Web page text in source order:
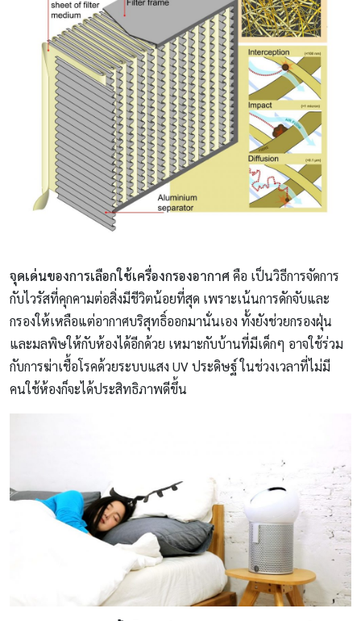
จุดเด่นของการเลือกใช้เครื่องกรองอากาศคือ เป็นวิธีการจัดการ
กับไวรัสที่คุกคามต่อสิ่งมีชีวิตน้อยที่สุด เพราะเน้นการดักจับและ
กรองให้เหลือแต่อากาศบริสุทธิ์ออกมานั่นเอง ทั้งยังช่วยกรองฝุ่น
และมลพิษให้กับห้องได้อีกด้วย เหมาะกับบ้านที่มีเด็กๆ อาจใช้ร่วม
กับการฆ่าเชื้อโรคด้วยระบบแสง UV ประดิษฐ์ ในช่วงเวลาที่ไม่มี
คนใช้ห้องก็จะได้ประสิทธิภาพดีขึ้น